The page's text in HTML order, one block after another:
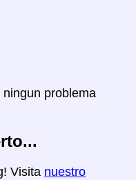
problema
Visita nuestro